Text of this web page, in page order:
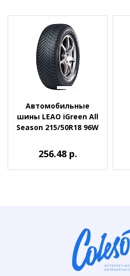
Автомобильные
шины LEAO iGreen All
Season 215/50R18 96W
256.48 р.